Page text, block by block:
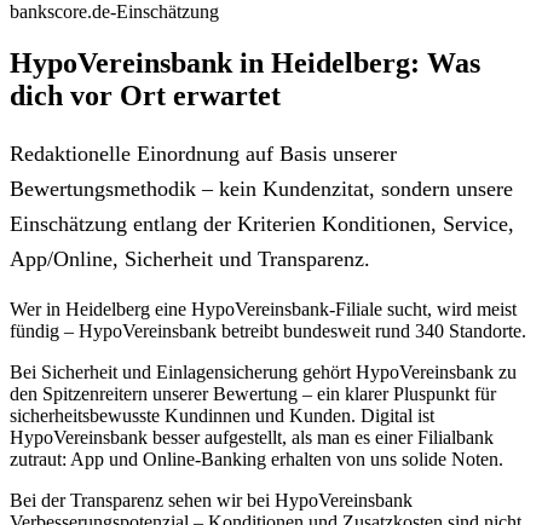
bankscore.de-Einschätzung
HypoVereinsbank in Heidelberg: Was
dich vor Ort erwartet
Redaktionelle Einordnung auf Basis unserer
Bewertungsmethodik – kein Kundenzitat, sondern unsere
Einschätzung entlang der Kriterien Konditionen, Service,
App/Online, Sicherheit und Transparenz.
Wer in Heidelberg eine HypoVereinsbank-Filiale sucht, wird meist
fündig – HypoVereinsbank betreibt bundesweit rund 340 Standorte.
Bei Sicherheit und Einlagensicherung gehört HypoVereinsbank zu
den Spitzenreitern unserer Bewertung – ein klarer Pluspunkt für
sicherheitsbewusste Kundinnen und Kunden. Digital ist
HypoVereinsbank besser aufgestellt, als man es einer Filialbank
zutraut: App und Online-Banking erhalten von uns solide Noten.
Bei der Transparenz sehen wir bei HypoVereinsbank